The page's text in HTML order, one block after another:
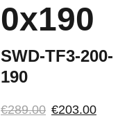
0x190
SWD-TF3-200-
190
€289.00 €203.00